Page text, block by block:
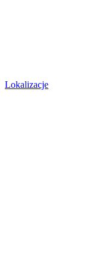
Lokalizacje